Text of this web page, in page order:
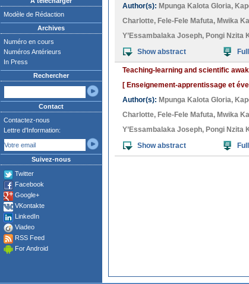
Modèle de Rédaction
Archives
Numéro en cours
Numéros Antérieurs
In Press
Rechercher
Contact
Contactez-nous
Lettre d'Information:
Suivez-nous
Twitter
Facebook
Google+
VKontakte
LinkedIn
Viadeo
RSS Feed
For Android
Author(s): Mpunga Kalota Gloria,
Charlotte, Fele-Fele Mafuta, Mwika
Y’Essambalaka Joseph, Pongi Nzita
Show abstract
Teaching-learning and scientific
[ Enseignement-apprentissage et
Author(s): Mpunga Kalota Gloria,
Charlotte, Fele-Fele Mafuta, Mwika
Y’Essambalaka Joseph, Pongi Nzita
Show abstract